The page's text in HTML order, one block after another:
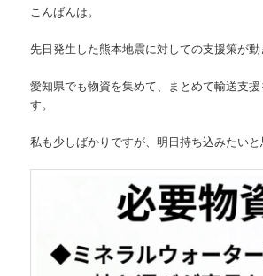
こんばんは。
先日発生した熊本地震に対しての支援策が動
愛知県でも物資を集めて、まとめて輸送支
す。
私も少しばかりですが、明日持ち込みたいと